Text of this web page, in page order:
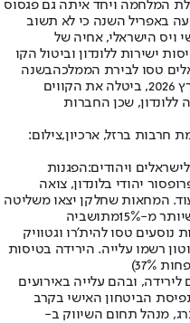
המלחמה ויחד איתה גם פגסוס
באפריל השנה כי לא תשוב
ויס הישראלי, אחיה של
ביטול הקו
טסו לבירת הממלכהבשנה
, שתשוב רק בסוף מרץ 2026, ביטלה את הקווים
ללונדון, שכן החברות
חרבות ברזל, ארכיון,צילום:
ויהודים:הפגנות
יהודי בלונדון, צואה
המחאות שחלקן יצאו משליטה
שיותר מ-15%מתושביה
נוסעים טסו להית'רו וגטוויק
רשמו עלייה. הירידה בטיסות
ובהם עלייה באירועים
הביטחון האישי בקרב
מנהל תחום השיווק ב-